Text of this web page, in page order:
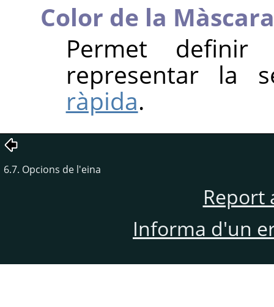
Color de la
Permet
representar la
ràpida.
6.7. Opcions de l'eina
Report
Informa d'un